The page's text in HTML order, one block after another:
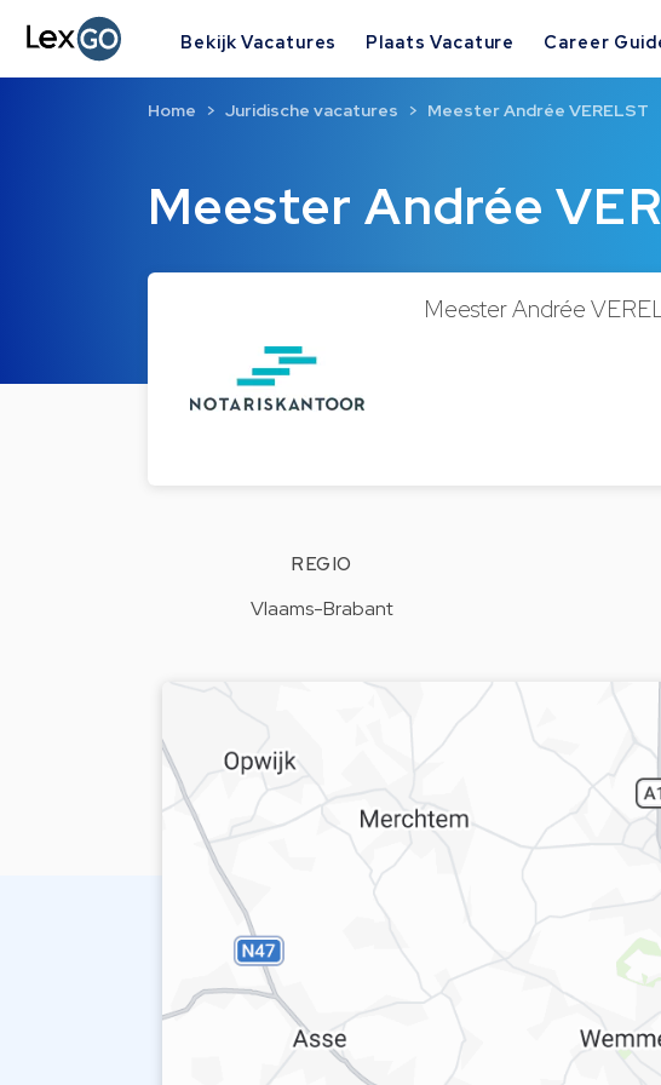
Bekijk Vacatures Plaats Vacature Career
Meester Andrée
Home Juridische vacatures Meester Andrée VERELST
Meester Andrée
REGIO
Vlaams-Brabant